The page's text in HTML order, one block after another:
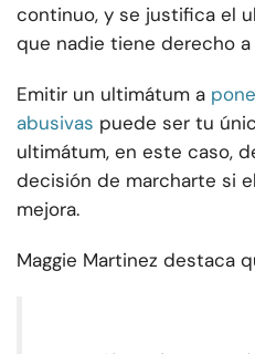
continuo, y se justifica el
que nadie tiene derecho
Emitir un ultimátum a
abusivas puede ser tu
ultimátum, en este caso,
decisión de marcharte si
mejora.
Maggie Martinez destaca